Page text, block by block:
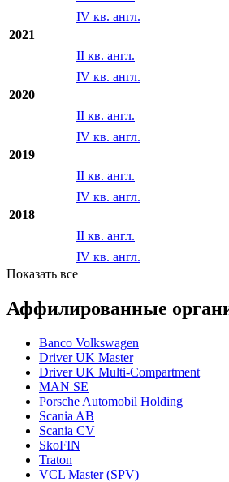
IV кв. англ.
2021
II кв. англ.
IV кв. англ.
2020
II кв. англ.
IV кв. англ.
2019
II кв. англ.
IV кв. англ.
2018
II кв. англ.
IV кв. англ.
Показать все
Аффилированные
Banco Volkswagen
Driver UK Master
Driver UK Multi-Compartment
MAN SE
Porsche Automobil Holding
Scania AB
Scania CV
SkoFIN
Traton
VCL Master (SPV)